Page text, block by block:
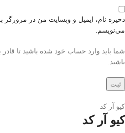
ذخیره نام، ایمیل و وبسایت من در مرورگر
می‌نویسم.
شما باید وارد حساب خود شده باشید تا
باشید.
کیو آر کد
کیو آر کد